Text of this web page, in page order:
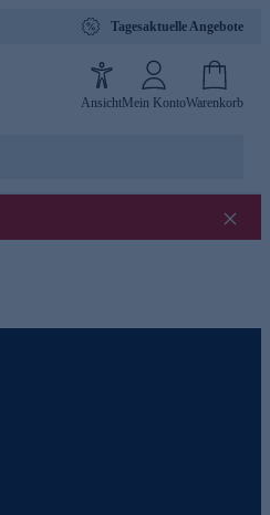
Tagesaktuelle Angebote
AnsichtMein KontoWarenkorb